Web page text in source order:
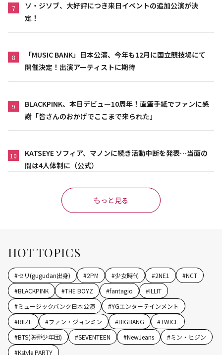
7
ソ・ジソブ、大好評につき来日イベントの追加公演が決
定！
8
「MUSIC BANK」日本公演、今年も12月に国立競技場にて
開催決定！出演アーティストに期待
9
BLACKPINK、本日デビュー10周年！直筆手紙でファンに感
謝「皆さんのおかげでここまで来られた」
10
KATSEYE ソフィア、マノンに続き活動中断を発表…当面の
間は4人体制に（公式）
もっと見る
HOT TOPICS
#セリ(gugudan出身) #2PM #少女時代 #2NE1 #NCT
#BLACKPINK #THE BOYZ #fantagio #ILLIT
#ミュージックバンク日本公演 #YGエンターテインメント
#RIIZE #ファン・ジョンミン #BIGBANG #TWICE
#BTS(防弾少年団) #SEVENTEEN #NewJeans #ミン・ヒジン
#Kstyle PARTY